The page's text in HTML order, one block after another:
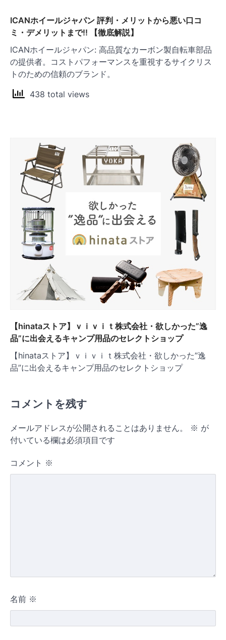
ICANホイールジャパン 評判・メリットから悪い口コ
ミ・デメリットまで!! 【徹底解説】
ICANホイールジャパン: 高品質なカーボン製自転車部品
の提供者。コストパフォーマンスを重視するサイクリス
トのための信頼のブランド。
438 total views
【hinataストア】ｖｉｖｉｔ株式会社・欲しかった”逸
品”に出会えるキャンプ用品のセレクトショップ
【hinataストア】ｖｉｖｉｔ株式会社・欲しかった”逸
品”に出会えるキャンプ用品のセレクトショップ
コメントを残す
メールアドレスが公開されることはありません。 ※ が
付いている欄は必須項目です
コメント ※
名前 ※